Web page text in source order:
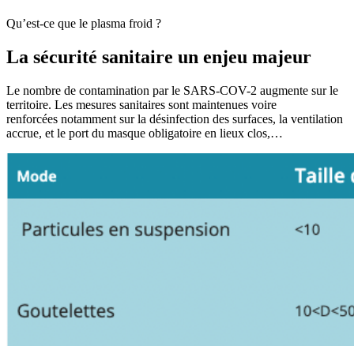
Qu’est-ce que le plasma froid ?
La sécurité sanitaire un enjeu majeur
Le nombre de contamination par le SARS-COV-2 augmente sur le
territoire. Les mesures sanitaires sont maintenues voire
renforcées notamment sur la désinfection des surfaces, la ventilation
accrue, et le port du masque obligatoire en lieux clos,…